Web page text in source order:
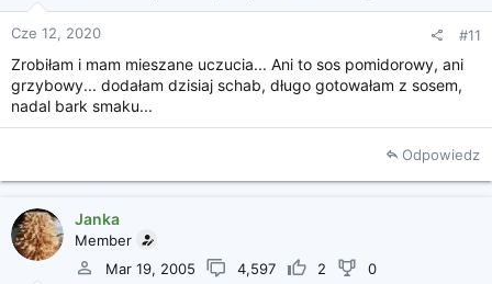
Cze 12, 2020 #11
Zrobiłam i mam mieszane uczucia... Ani to sos pomidorowy, ani
grzybowy... dodałam dzisiaj schab, długo gotowałam z sosem,
nadal bark smaku...
Odpowiedz
Janka
Member
Mar 19, 2005
4,597 2 0